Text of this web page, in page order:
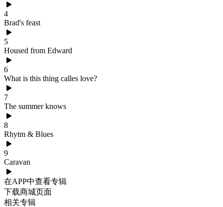
4
Brad's feast
5
Housed from Edward
6
What is this thing calles love?
7
The summer knows
8
Rhytm & Blues
9
Caravan
在APP中查看专辑
下载商城页面
相关专辑